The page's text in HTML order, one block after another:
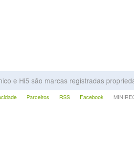
e Hi5 são marcas registradas
Parceiros RSS Facebook